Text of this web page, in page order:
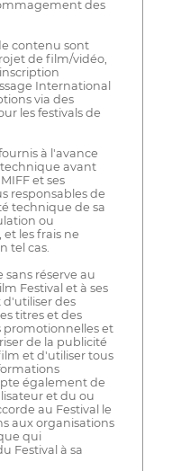
des
contenu sont
de film/vidéo,
International
via des
les festivals de
à l'avance
avant
et ses
responsables de
technique de sa
ou
les frais ne
tel cas.
réserve au
Festival et à ses
d'utiliser des
titres et des
promotionnelles et
de la publicité
et d'utiliser tous
également de
et du ou
au Festival le
aux organisations
qui
Festival à sa